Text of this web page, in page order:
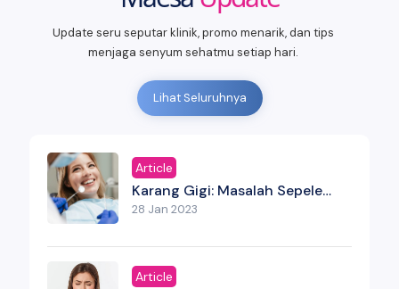
Update seru seputar klinik, promo menarik, dan tips
menjaga senyum sehatmu setiap hari.
Lihat Seluruhnya
Article
Karang Gigi: Masalah Sepele
Yang Bisa Menjadi Serius Jika
28 Jan 2023
Article